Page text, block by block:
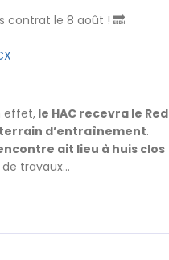
contrat le 8 août ! 🔜
effet,le HAC recevra le Red
d’entraînement.
ait lieu à huis clos
travaux…